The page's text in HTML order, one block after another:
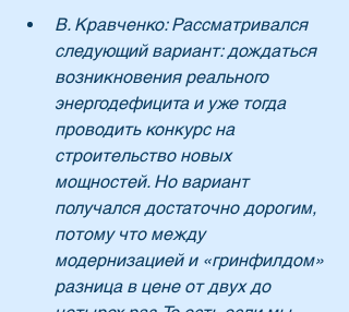
В. Кравченко: Рассматривался
следующий вариант: дождаться
возникновения реального
энергодефицита и уже тогда
проводить конкурс на
строительство новых
мощностей. Но вариант
получался достаточно дорогим,
потому что между
модернизацией и «гринфилдом»
разница в цене от двух до